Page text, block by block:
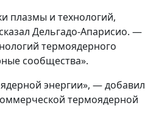
плазмы и технологий,
Дельгадо-Апарисио. —
термоядерного
сообщества».
энергии», — добавил
термоядерной